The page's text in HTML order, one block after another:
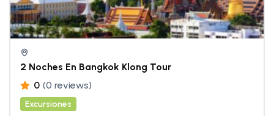
2 Noches En Bangkok Klong Tour
0 (0 reviews)
Excursiones